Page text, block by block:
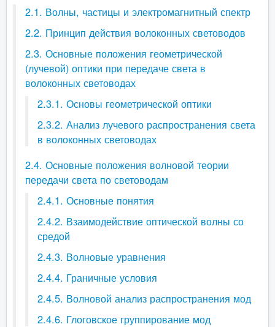
2.1. Волны, частицы и электромагнитный спектр
2.2. Принцип действия волоконных световодов
2.3. Основные положения геометрической
(лучевой) оптики при передаче света в
волоконных световодах
2.3.1. Основы геометрической оптики
2.3.2. Анализ лучевого распространения света
в волоконных световодах
2.4. Основные положения волновой теории
передачи света по световодам
2.4.1. Основные понятия
2.4.2. Взаимодействие оптической волны со
средой
2.4.3. Волновые уравнения
2.4.4. Граничные условия
2.4.5. Волновой анализ распространения мод
2.4.6. Глоговское группирование мод